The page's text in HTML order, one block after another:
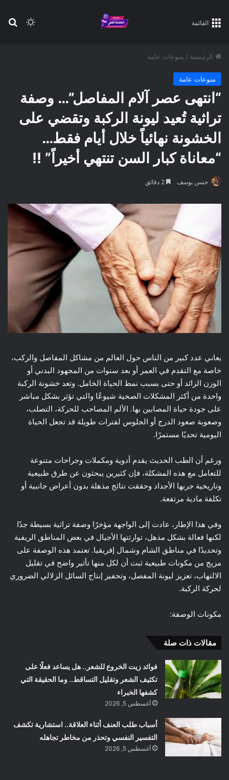
الوضع القائمة
الرئيسية / منوعات عامة
منوعات عامة
“انتهى عصر آلام المفاصل”… وصفة
تراثية تُعيد ليونة الركبة وتقضي على
الخشونة نهائياً خلال أيام فقط…
“معاناة كبار السن تنتهي أخيراً” !!
حسن يوسف
يعاني عدد كبير من الناس حول العالم من مشاكل المفاصل والركب،
خاصة مع التقدم في العمر أو بعد سنوات من المجهود البدني أو
الوزن الزائد أو حتى بسبب نمط الحياة الخامل. وتعد خشونة الركبة
واحدة من أكثر المشكلات الصحية شيوعًا والتي تؤثر بشكل مباشر
على جودة حياة المصابين بها. الألم المصاحب للحركة، التصلب،
وصعوبة صعود الدرج أو الجلوس لفترات طويلة قد تجعل الحياة
اليومية تحديًا مستمرًا.
ورغم أن الطب الحديث يقدم أدوية ومكملات وجراحات متنوعة
للتعامل مع هذه المشكلة، فإن كثيرين يبحثون عن طرق طبيعية
وتاريخية جربها الأجداد وحققت نتائج مذهلة بدون أعراض جانبية أو
تكلفة مادية مرتفعة.
وفي هذا الإطار، عادت إلى الواجهة مؤخرًا وصفة تراثية بسيطة جدًا
لكنها فعالة بشكل مذهل، توارثتها الأجيال في بعض المناطق الريفية
وتحديدًا في مناطق الشام وشمال إفريقيا. تعتمد هذه الوصفة على
مزيج من مكونات طبيعية ثبت أن لكل منها تأثير واضح في تقليل
الالتهاب، تعزيز ليونة المفصل، وتحفيز إنتاج السائل الزلالي الضروري
لحركة الركبة.
مكونات الوصفة:
مقالات ذات صلة
فوائد زيت الخروع للشعر.. هل يساعد فعلًا على
تكثيف الشعر وتقليل التساقط.. وما الحقيقة التي
كشفها الخبراء
أغسطس 5, 2026
أسباب طلب العنف أثناء العلاقة.. استشارية تكشف
التفسير النفسي وتحذر من مخاطر تجاهله
أغسطس 5, 2026